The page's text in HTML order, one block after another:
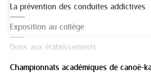
La prévention des conduites addictives
Exposition au collège
Dons aux établissements
Championnats académiques de canoë-